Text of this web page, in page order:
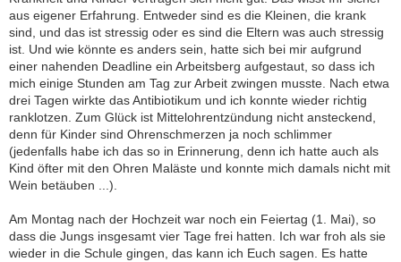
aus eigener Erfahrung. Entweder sind es die Kleinen, die krank
sind, und das ist stressig oder es sind die Eltern was auch stressig
ist. Und wie könnte es anders sein, hatte sich bei mir aufgrund
einer nahenden Deadline ein Arbeitsberg aufgestaut, so dass ich
mich einige Stunden am Tag zur Arbeit zwingen musste. Nach etwa
drei Tagen wirkte das Antibiotikum und ich konnte wieder richtig
ranklotzen. Zum Glück ist Mittelohrentzündung nicht ansteckend,
denn für Kinder sind Ohrenschmerzen ja noch schlimmer
(jedenfalls habe ich das so in Erinnerung, denn ich hatte auch als
Kind öfter mit den Ohren Maläste und konnte mich damals nicht mit
Wein betäuben ...).
Am Montag nach der Hochzeit war noch ein Feiertag (1. Mai), so
dass die Jungs insgesamt vier Tage frei hatten. Ich war froh als sie
wieder in die Schule gingen, das kann ich Euch sagen. Es hatte